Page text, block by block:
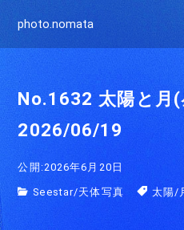
photo.nomata
No.1632 太陽と月
2026/06/19
公開:2026年6月20日
Seestar/天体写真 太陽/